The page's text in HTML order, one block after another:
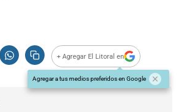
+ Agregar El Litoral en
Agregar a tus medios preferidos en Google